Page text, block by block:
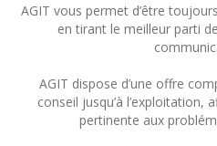
AGIT vous permet d’être
en tirant le meilleur parti
AGIT dispose d’une offre
conseil jusqu’à l’exploitation,
pertinente aux